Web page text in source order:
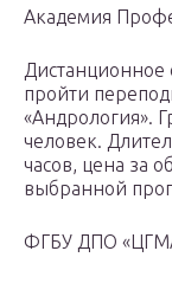
Академия
Дистанционное
пройти
«Андрология».
человек.
часов, цена за
выбранной
ФГБУ ДПО